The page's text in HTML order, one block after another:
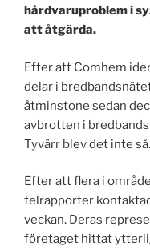
hårdvaruproblem i
att åtgärda.
Efter att Comhem
delar i
åtminstone sedan
avbrotten i
Tyvärr blev det inte så.
Efter att flera i
felrapporter
veckan. Deras
företaget hittat